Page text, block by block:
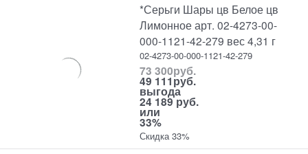
*Серьги Шары цв Белое цв
Лимонное арт. 02-4273-00-
000-1121-42-279 вес 4,31 г
02-4273-00-000-1121-42-279
73 300руб.
49 111руб.
выгода
24 189 руб.
или
33%
Скидка 33%